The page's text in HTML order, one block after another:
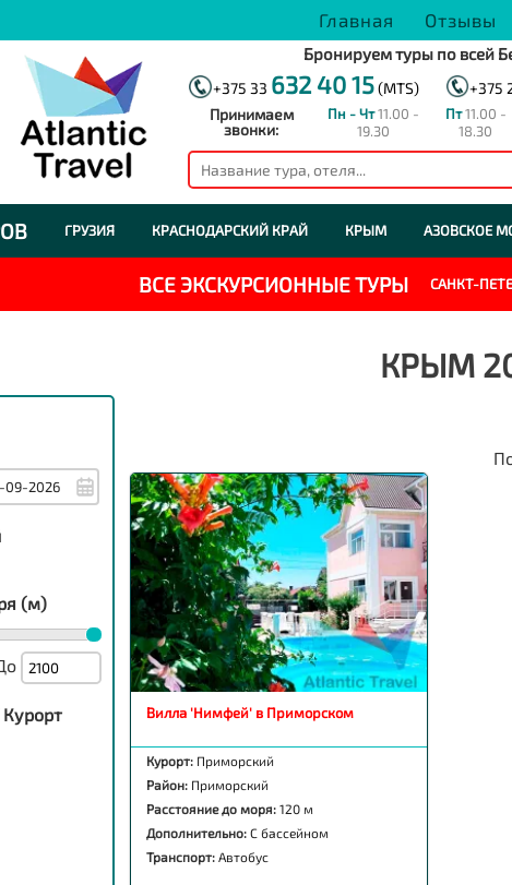
Главная Отзывы
Бронируем туры по всей
+375 33 632 40 15(MTS) +375
Принимаем
звонки:
Пн - Чт11.00 -
19.30
Пт11.00 -
18.30
ГРУЗИЯ КРАСНОДАРСКИЙ КРАЙ КРЫМ АЗОВСКОЕ
ВСЕ ЭКСКУРСИОННЫЕ ТУРЫ САНКТ-
КРЫМ
(м)
Вилла 'Нимфей' в Приморском
Курорт: Приморский
Район: Приморский
Расстояние до моря: 120 м
Дополнительно: С бассейном
Транспорт: Автобус